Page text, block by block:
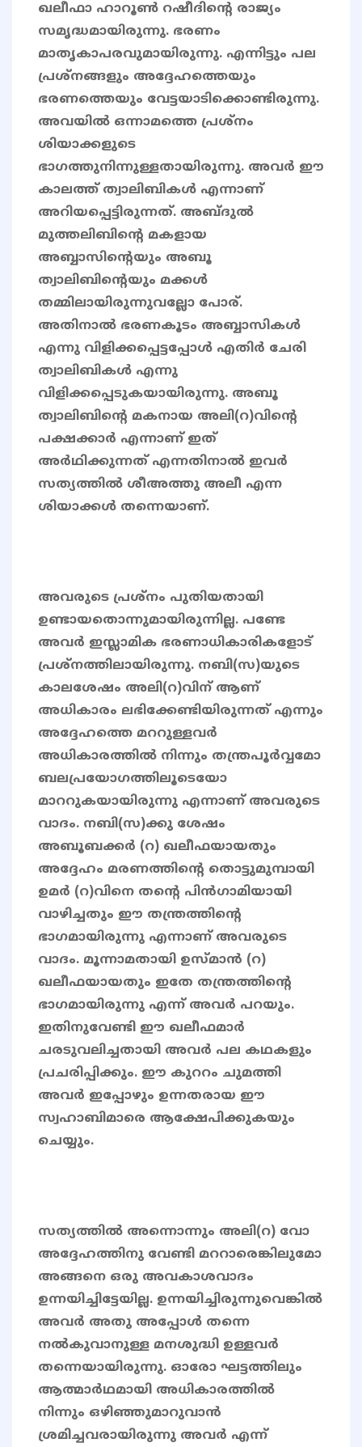
ഖലീഫാ ഹാറൂൺ റഷീദിന്റെ രാജ്യം
സമൃദ്ധമായിരുന്നു. ഭരണം
മാതൃകാപരവുമായിരുന്നു. എന്നിട്ടും പല
പ്രശ്നങ്ങളും അദ്ദേഹത്തെയും
ഭരണത്തെയും വേട്ടയാടിക്കൊണ്ടിരുന്നു.
അവയിൽ ഒന്നാമത്തെ പ്രശ്നം
ശിയാക്കളുടെ
ഭാഗത്തുനിന്നുള്ളതായിരുന്നു. അവർ ഈ
കാലത്ത് ത്വാലിബികൾ എന്നാണ്
അറിയപ്പെട്ടിരുന്നത്. അബ്ദുൽ
മുത്തലിബിന്റെ മകളായ
അബ്ബാസിന്റെയും അബൂ
ത്വാലിബിന്റെയും മക്കൾ
തമ്മിലായിരുന്നുവല്ലോ പോര്.
അതിനാൽ ഭരണകൂടം അബ്ബാസികൾ
എന്നു വിളിക്കപ്പെട്ടപ്പോൾ എതിർ ചേരി
ത്വാലിബികൾ എന്നു
വിളിക്കപ്പെടുകയായിരുന്നു. അബൂ
ത്വാലിബിന്റെ മകനായ അലി(റ)വിന്റെ
പക്ഷക്കാർ എന്നാണ് ഇത്
അർഥിക്കുന്നത് എന്നതിനാൽ ഇവർ
സത്യത്തിൽ ശീഅത്തു അലീ എന്ന
ശിയാക്കൾ തന്നെയാണ്.
അവരുടെ പ്രശ്നം പുതിയതായി
ഉണ്ടായതൊന്നുമായിരുന്നില്ല. പണ്ടേ
അവർ ഇസ്ലാമിക ഭരണാധികാരികളോട്
പ്രശ്നത്തിലായിരുന്നു. നബി(സ)യുടെ
കാലശേഷം അലി(റ)വിന് ആണ്
അധികാരം ലഭിക്കേണ്ടിയിരുന്നത് എന്നും
അദ്ദേഹത്തെ മററുള്ളവർ
അധികാരത്തിൽ നിന്നും തന്ത്രപൂർവ്വമോ
ബലപ്രയോഗത്തിലൂടെയോ
മാററുകയായിരുന്നു എന്നാണ് അവരുടെ
വാദം. നബി(സ)ക്കു ശേഷം
അബൂബക്കർ (റ) ഖലീഫയായതും
അദ്ദേഹം മരണത്തിന്റെ തൊട്ടുമുമ്പായി
ഉമർ (റ)വിനെ തന്റെ പിൻഗാമിയായി
വാഴിച്ചതും ഈ തന്ത്രത്തിന്റെ
ഭാഗമായിരുന്നു എന്നാണ് അവരുടെ
വാദം. മൂന്നാമതായി ഉസ്മാൻ (റ)
ഖലീഫയായതും ഇതേ തന്ത്രത്തിന്റെ
ഭാഗമായിരുന്നു എന്ന് അവർ പറയും.
ഇതിനുവേണ്ടി ഈ ഖലീഫമാർ
ചരടുവലിച്ചതായി അവർ പല കഥകളും
പ്രചരിപ്പിക്കും. ഈ കുററം ചുമത്തി
അവർ ഇപ്പോഴും ഉന്നതരായ ഈ
സ്വഹാബിമാരെ ആക്ഷേപിക്കുകയും
ചെയ്യും.
സത്യത്തിൽ അന്നൊന്നും അലി(റ) വോ
അദ്ദേഹത്തിനു വേണ്ടി മററാരെങ്കിലുമോ
അങ്ങനെ ഒരു അവകാശവാദം
ഉന്നയിച്ചിട്ടേയില്ല. ഉന്നയിച്ചിരുന്നുവെങ്കിൽ
അവർ അതു അപ്പോൾ തന്നെ
നൽകുവാനുള്ള മനശുദ്ധി ഉള്ളവർ
തന്നെയായിരുന്നു. ഓരോ ഘട്ടത്തിലും
ആത്മാർഥമായി അധികാരത്തിൽ
നിന്നും ഒഴിഞ്ഞുമാറുവാൻ
ശ്രമിച്ചവരായിരുന്നു അവർ എന്ന്